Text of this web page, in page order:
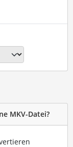
MKV-Datei?